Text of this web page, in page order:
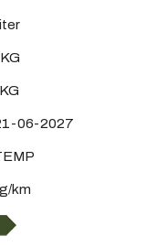
06-2027
km